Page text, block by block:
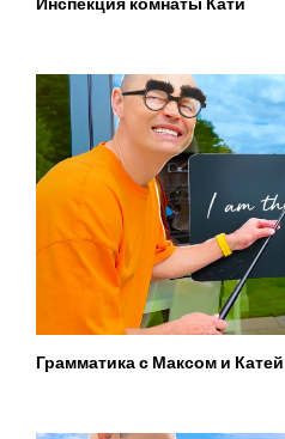
Грамматика с Максом и Катей